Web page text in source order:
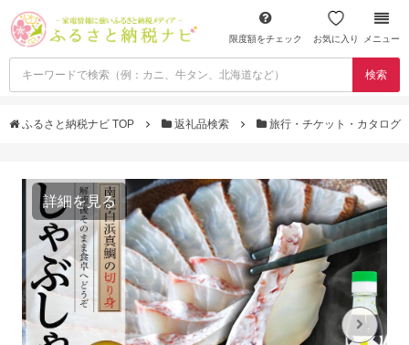
限度額をチェック お気に入り メニュー
検索
ふるさと納税ナビ TOP 返礼品検索 旅行・チケット・カタログ
詳細を見る